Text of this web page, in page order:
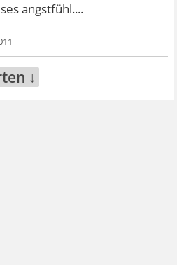
angstfühl....
↓